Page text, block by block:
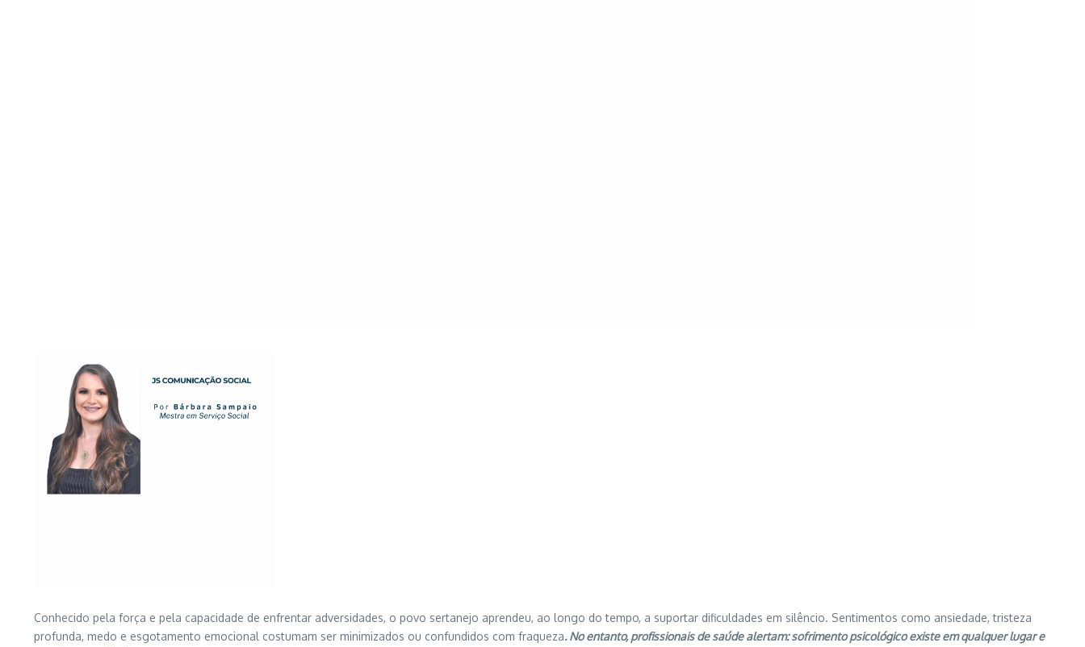
Conhecido pela força e pela capacidade de enfrentar adversidades, o povo sertanejo aprendeu, ao longo do tempo, a suportar dificuldades em silêncio. Sentimentos como ansiedade, tristeza
profunda, medo e esgotamento emocional costumam ser minimizados ou confundidos com fraqueza. No entanto, profissionais de saúde alertam: sofrimento psicológico existe em qualquer lugar e